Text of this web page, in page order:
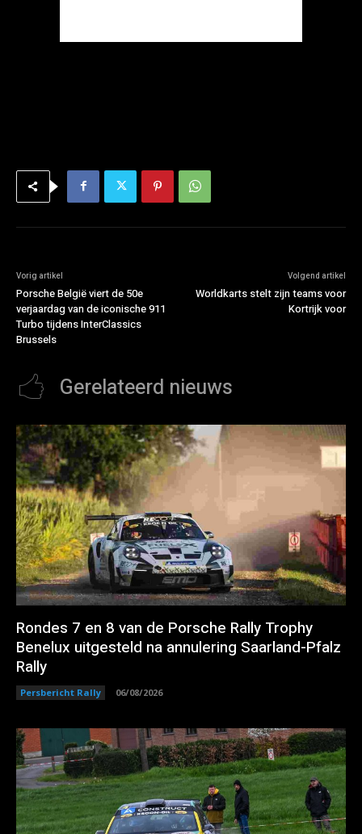
Vorig artikel
Porsche België viert de 50e
verjaardag van de iconische 911
Turbo tijdens InterClassics
Brussels
Volgend artikel
Worldkarts stelt zijn teams voor
Kortrijk voor
Gerelateerd nieuws
Rondes 7 en 8 van de Porsche Rally Trophy
Benelux uitgesteld na annulering Saarland-Pfalz
Rally
Persbericht Rally 06/08/2026